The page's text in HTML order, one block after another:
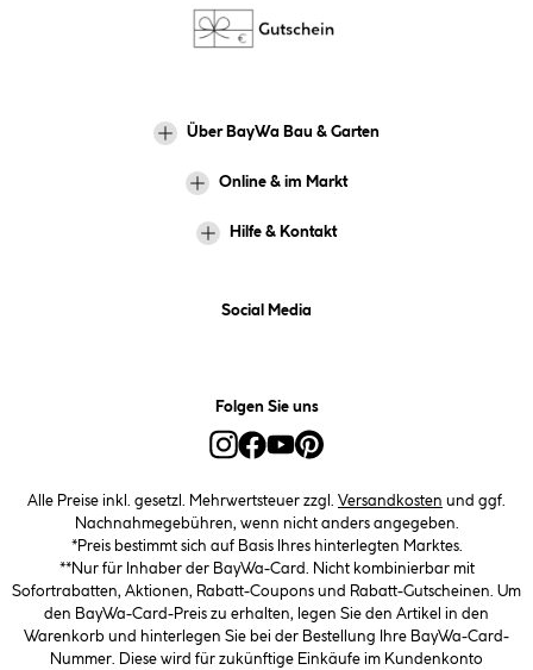
Über BayWa Bau & Garten
Online & im Markt
Hilfe & Kontakt
Social Media
Folgen Sie uns
Alle Preise inkl. gesetzl. Mehrwertsteuer zzgl. Versandkosten und ggf.
Nachnahmegebühren, wenn nicht anders angegeben.
*Preis bestimmt sich auf Basis Ihres hinterlegten Marktes.
**Nur für Inhaber der BayWa-Card. Nicht kombinierbar mit
Sofortrabatten, Aktionen, Rabatt-Coupons und Rabatt-Gutscheinen. Um
den BayWa-Card-Preis zu erhalten, legen Sie den Artikel in den
Warenkorb und hinterlegen Sie bei der Bestellung Ihre BayWa-Card-
Nummer. Diese wird für zukünftige Einkäufe im Kundenkonto